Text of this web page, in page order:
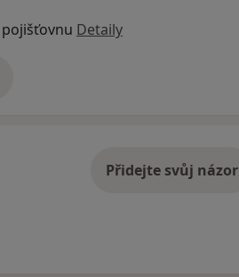
Detaily
Přidejte svůj názor